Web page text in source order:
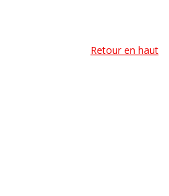
Retour en haut